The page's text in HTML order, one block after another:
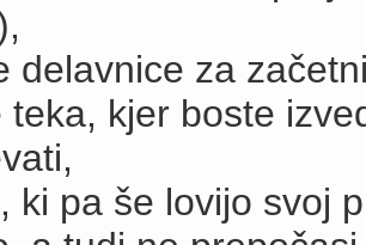
delavnice za
teka, kjer boste
ki pa še lovijo svoj